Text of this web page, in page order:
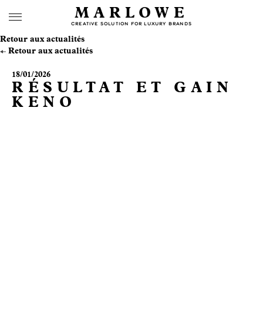
MARLOWE
CREATIVE SOLUTION FOR LUXURY BRANDS
Retour aux actualités
Retour aux actualités
18/01/2026
RÉSULTAT ET GAIN
KENO